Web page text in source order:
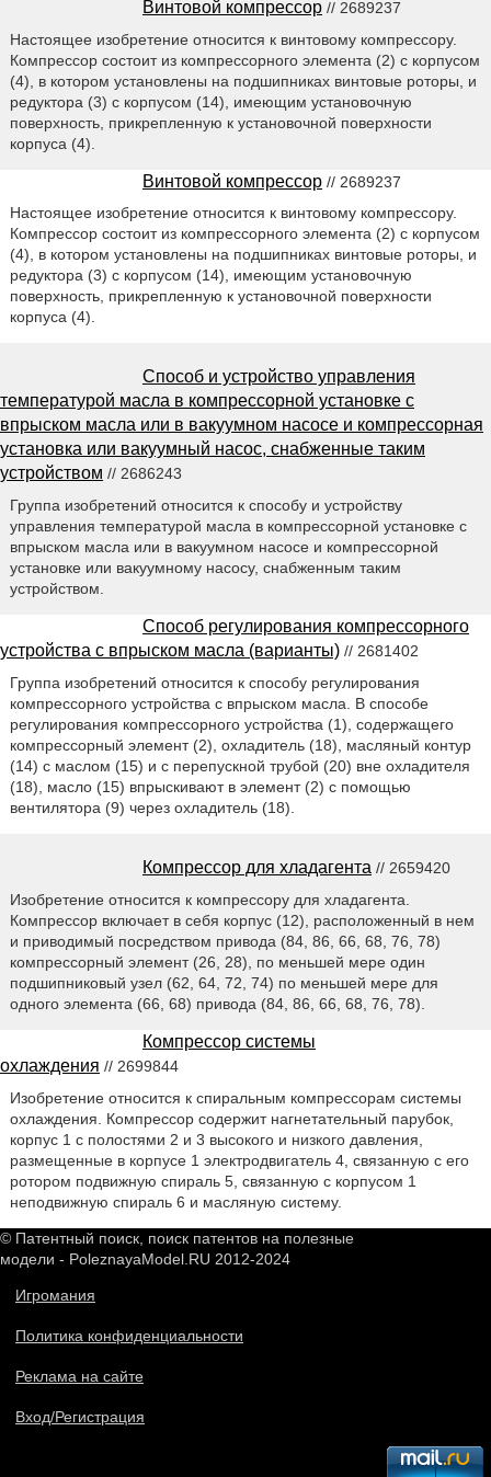
Винтовой компрессор // 2689237
Настоящее изобретение относится к винтовому компрессору.
Компрессор состоит из компрессорного элемента (2) с корпусом
(4), в котором установлены на подшипниках винтовые роторы, и
редуктора (3) с корпусом (14), имеющим установочную
поверхность, прикрепленную к установочной поверхности
корпуса (4).
Винтовой компрессор // 2689237
Настоящее изобретение относится к винтовому компрессору.
Компрессор состоит из компрессорного элемента (2) с корпусом
(4), в котором установлены на подшипниках винтовые роторы, и
редуктора (3) с корпусом (14), имеющим установочную
поверхность, прикрепленную к установочной поверхности
корпуса (4).
Способ и устройство управления
температурой масла в компрессорной установке с
впрыском масла или в вакуумном насосе и компрессорная
установка или вакуумный насос, снабженные таким
устройством // 2686243
Группа изобретений относится к способу и устройству
управления температурой масла в компрессорной установке с
впрыском масла или в вакуумном насосе и компрессорной
установке или вакуумному насосу, снабженным таким
устройством.
Способ регулирования компрессорного
устройства с впрыском масла (варианты) // 2681402
Группа изобретений относится к способу регулирования
компрессорного устройства с впрыском масла. В способе
регулирования компрессорного устройства (1), содержащего
компрессорный элемент (2), охладитель (18), масляный контур
(14) с маслом (15) и с перепускной трубой (20) вне охладителя
(18), масло (15) впрыскивают в элемент (2) с помощью
вентилятора (9) через охладитель (18).
Компрессор для хладагента // 2659420
Изобретение относится к компрессору для хладагента.
Компрессор включает в себя корпус (12), расположенный в нем
и приводимый посредством привода (84, 86, 66, 68, 76, 78)
компрессорный элемент (26, 28), по меньшей мере один
подшипниковый узел (62, 64, 72, 74) по меньшей мере для
одного элемента (66, 68) привода (84, 86, 66, 68, 76, 78).
Компрессор системы
охлаждения // 2699844
Изобретение относится к спиральным компрессорам системы
охлаждения. Компрессор содержит нагнетательный парубок,
корпус 1 с полостями 2 и 3 высокого и низкого давления,
размещенные в корпусе 1 электродвигатель 4, связанную с его
ротором подвижную спираль 5, связанную с корпусом 1
неподвижную спираль 6 и масляную систему.
© Патентный поиск, поиск патентов на полезные
модели - PoleznayaModel.RU 2012-2024
Игромания
Политика конфиденциальности
Реклама на сайте
Вход/Регистрация